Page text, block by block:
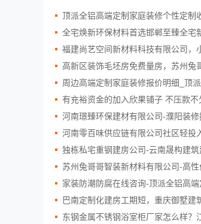
顶派全铝高端定制家庭装修个性定制
全宅焕新环保材料首选邯郸至臻全宅
福建尚艺空间新材料科技有限公司，
高新区装饰毛坯房免费量房，苏州兔
周边高端定制家庭装修报价明细_顶
有充裕资金的加入欣果铺子 不压款不
河南璟臻环保建材有限公司-濮阳装
河南零百味供应链有限公司社区轻投
独栋私宅重钢建房公司-云南晟构建
苏州兔哥哥智装新材料有限公司-高
家装防潮防腐在线咨询-顶派全铝高端
巴南定制化建房工期短，重庆御墅建
东钢金属不锈钢浴室柜厂家怎么样？